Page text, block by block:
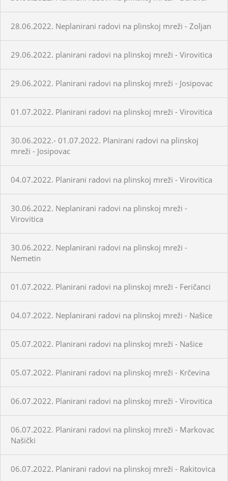
28.06.2022. Neplanirani radovi na plinskoj mreži - Zoljan
29.06.2022. planirani radovi na plinskoj mreži - Virovitica
29.06.2022. Planirani radovi na plinskoj mreži - Josipovac
01.07.2022. Planirani radovi na plinskoj mreži - Virovitica
30.06.2022.- 01.07.2022. Planirani radovi na plinskoj
mreži - Josipovac
04.07.2022. Planirani radovi na plinskoj mreži - Virovitica
30.06.2022. Neplanirani radovi na plinskoj mreži -
Virovitica
30.06.2022. Neplanirani radovi na plinskoj mreži -
Nemetin
01.07.2022. Planirani radovi na plinskoj mreži - Feričanci
04.07.2022. Neplanirani radovi na plinskoj mreži - Našice
05.07.2022. Planirani radovi na plinskoj mreži - Našice
05.07.2022. Planirani radovi na plinskoj mreži - Krčevina
06.07.2022. Planirani radovi na plinskoj mreži - Virovitica
06.07.2022. Planirani radovi na plinskoj mreži - Markovac
Našički
06.07.2022. Planirani radovi na plinskoj mreži - Rakitovica